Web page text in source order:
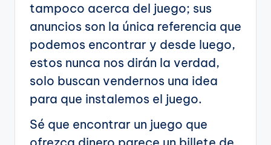
tampoco acerca del juego; sus
anuncios son la única referencia que
podemos encontrar y desde luego,
estos nunca nos dirán la verdad,
solo buscan vendernos una idea
para que instalemos el juego.
Sé que encontrar un juego que